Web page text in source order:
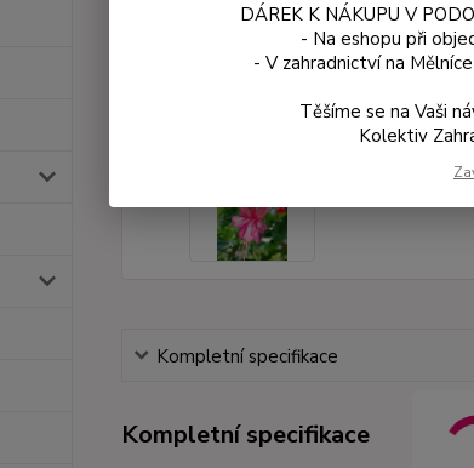
Kompletní specifikace
Kompletní specifikace
DÁREK K NÁKUPU V
- Na eshopu při
- V zahradnictví na
Těšíme se na Vaši
Kolektiv